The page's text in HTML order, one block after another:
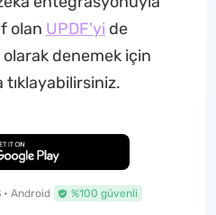
olan UPDF'yi de
denemek için
tıklayabilirsiniz.
İndirme
• Android %100 güvenli